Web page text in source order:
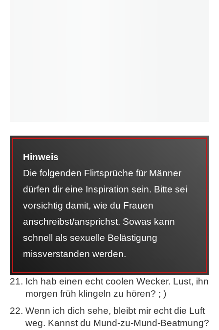
Hinweis
Die folgenden Flirtsprüche für Männer
dürfen dir eine Inspiration sein. Bitte sei
vorsichtig damit, wie du Frauen
anschreibst/ansprichst. Sowas kann
schnell als sexuelle Belästigung
missverstanden werden.
Ich hab einen echt coolen Wecker. Lust, ihn
morgen früh klingeln zu hören? ; )
Wenn ich dich sehe, bleibt mir echt die Luft
weg. Kannst du Mund-zu-Mund-Beatmung?